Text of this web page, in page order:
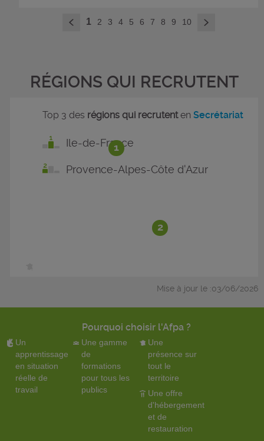
< 1 2 3 4 5 6 7 8 9 10 >
RÉGIONS QUI RECRUTENT
1
2
Top 3 des régions qui recrutentenSecrétariat
Ile-de-France
Provence-Alpes-Côte d'Azur
Mise à jour le :03/06/2026
Pourquoi choisir l'Afpa ?
Un
apprentissage
en situation
réelle de
travail
Une gamme
de
formations
pour tous les
publics
Une
présence sur
tout le
territoire
Une offre
d'hébergement
et de
restauration